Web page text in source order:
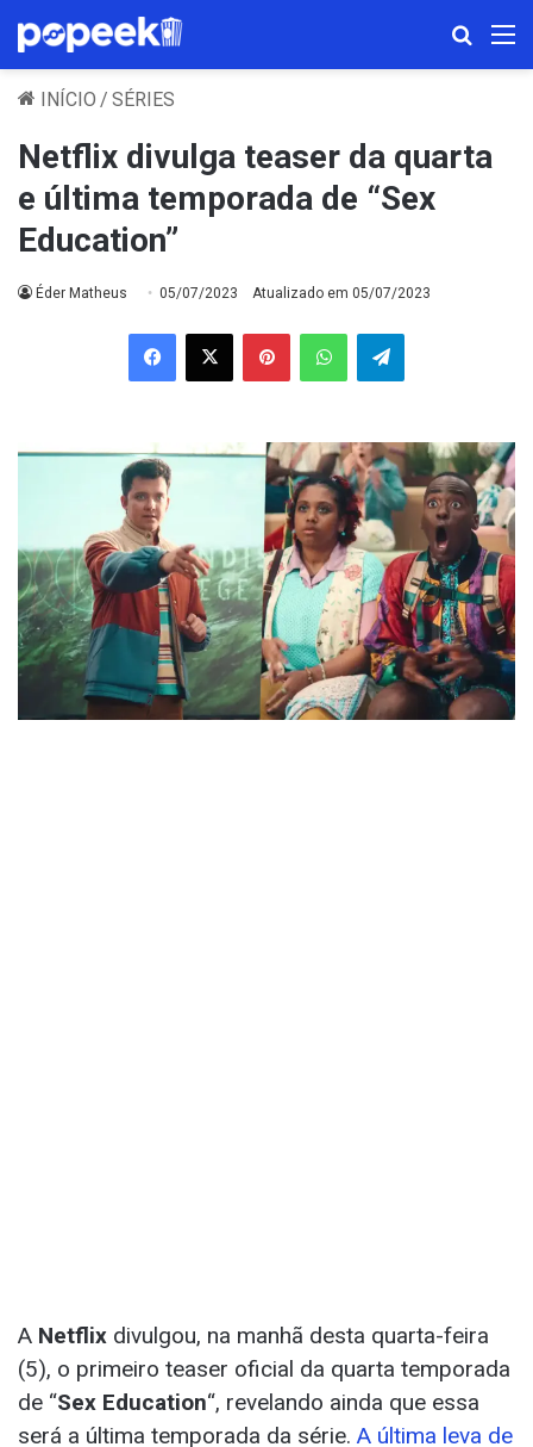
INÍCIO / SÉRIES
Netflix divulga teaser da quarta
e última temporada de “Sex
Education”
Éder Matheus 05/07/2023 Atualizado em 05/07/2023
Facebook
X PinterestWhatsAppTelegram
A Netflix divulgou, na manhã desta quarta-feira
(5), o primeiro teaser oficial da quarta temporada
de “Sex Education“, revelando ainda que essa
será a última temporada da série. A última leva de